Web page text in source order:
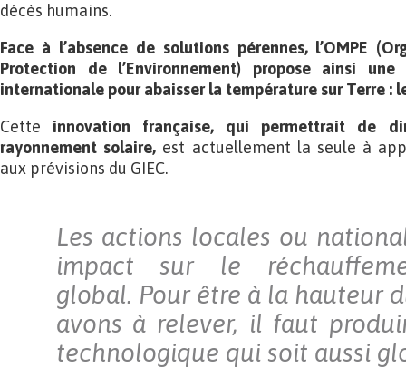
décès humains.
Face à l’absence de solutions pérennes, l’OMPE
Protection de l’Environnement) propose ainsi une
internationale pour abaisser la température sur Terre :
Cette innovation française, qui permettrait de
rayonnement solaire, est actuellement la seule à
aux prévisions du GIEC.
Les actions locales ou
impact sur le
global. Pour être à la hauteur
avons à relever, il faut
technologique qui soit aussi